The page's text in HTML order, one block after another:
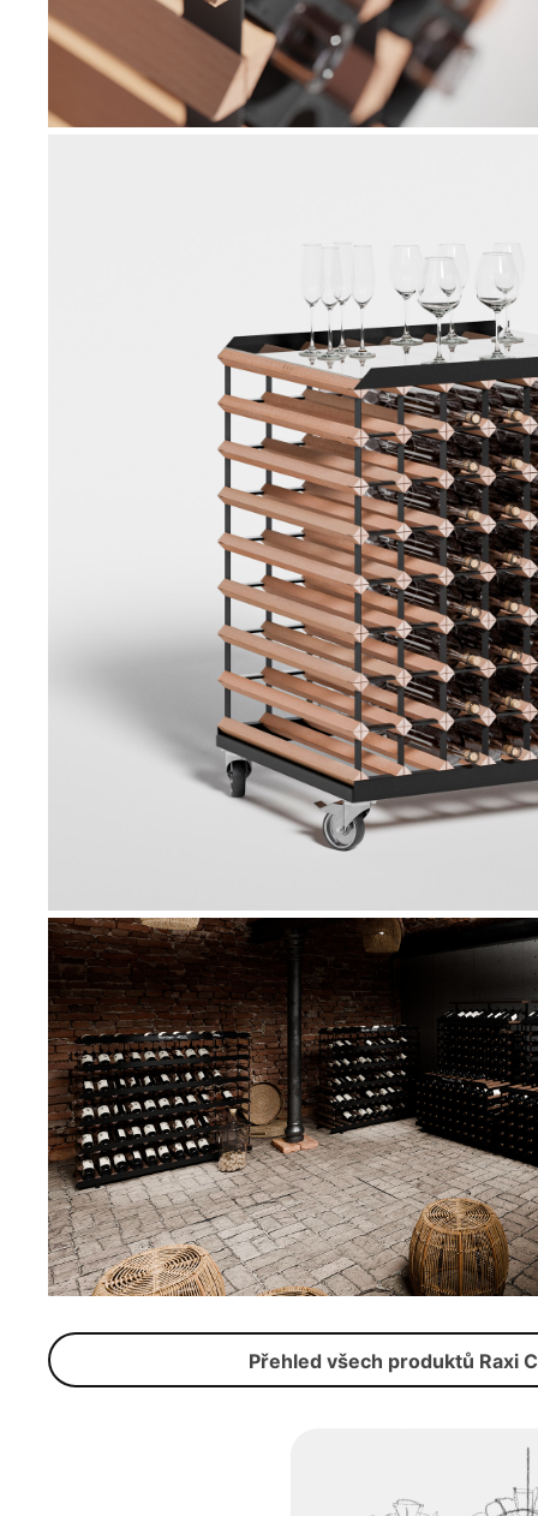
Přehled všech produktů Raxi